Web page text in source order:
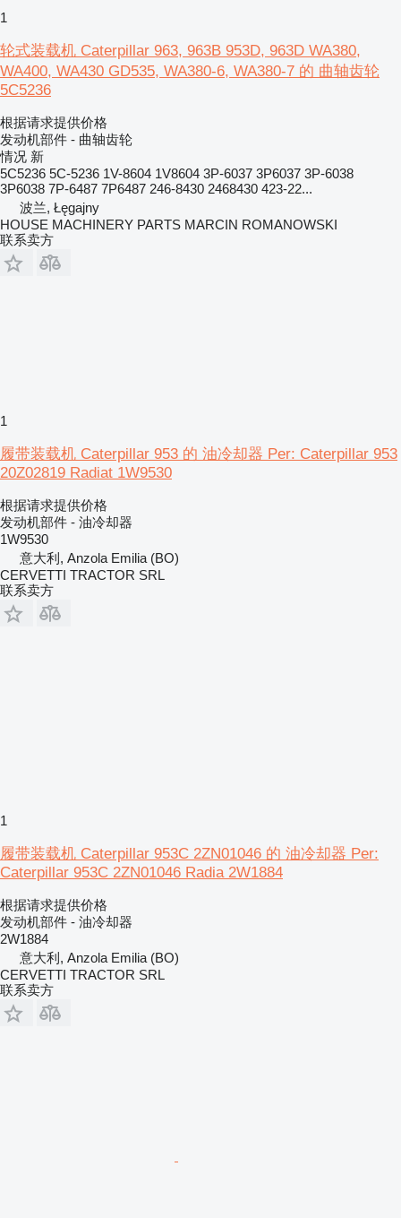
1
轮式装载机 Caterpillar 963, 963B 953D, 963D WA380,
WA400, WA430 GD535, WA380-6, WA380-7 的 曲轴齿轮
5C5236
根据请求提供价格
发动机部件 - 曲轴齿轮
情况 新
5C5236 5C-5236 1V-8604 1V8604 3P-6037 3P6037 3P-6038
3P6038 7P-6487 7P6487 246-8430 2468430 423-22...
波兰, Łęgajny
HOUSE MACHINERY PARTS MARCIN ROMANOWSKI
联系卖方
1
履带装载机 Caterpillar 953 的 油冷却器 Per: Caterpillar 953
20Z02819 Radiat 1W9530
根据请求提供价格
发动机部件 - 油冷却器
1W9530
意大利, Anzola Emilia (BO)
CERVETTI TRACTOR SRL
联系卖方
1
履带装载机 Caterpillar 953C 2ZN01046 的 油冷却器 Per:
Caterpillar 953C 2ZN01046 Radia 2W1884
根据请求提供价格
发动机部件 - 油冷却器
2W1884
意大利, Anzola Emilia (BO)
CERVETTI TRACTOR SRL
联系卖方